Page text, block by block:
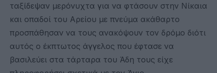
ταξίδεψαν μερόνυχτα για να φτάσουν στην Νίκαια
και οπαδοί του Αρείου με πνεύμα ακάθαρτο
προσπάθησαν να τους ανακόψουν τον δρόμο διότι
αυτός ο έκπτωτος άγγελος που έφτασε να
βασιλεύει στα τάρταρα του Άδη τους είχε